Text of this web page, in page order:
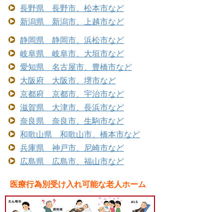
長野県 長野市、松本市など
新潟県 新潟市、上越市など
静岡県 静岡市、浜松市など
岐阜県 岐阜市、大垣市など
愛知県 名古屋市、豊橋市など
大阪府 大阪市、堺市など
京都府 京都市、宇治市など
滋賀県 大津市、長浜市など
奈良県 奈良市、生駒市など
和歌山県 和歌山市、橋本市など
兵庫県 神戸市、尼崎市など
広島県 広島市、福山市など
医療行為別受け入れ可能な老人ホーム